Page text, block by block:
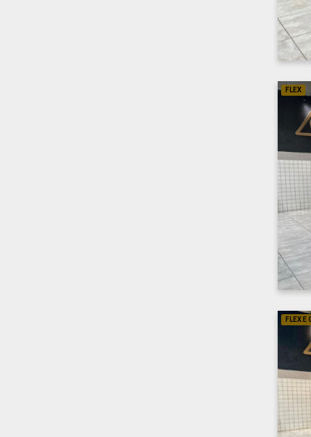
FLEX
FLEX E